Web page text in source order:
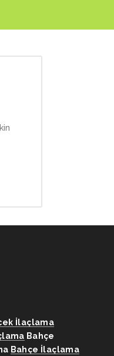
İlaçlama
Bahçe
Bahçe İlaçlama